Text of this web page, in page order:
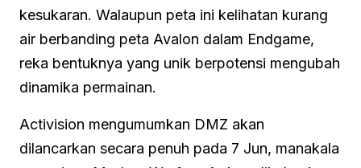
kesukaran. Walaupun peta ini kelihatan kurang
air berbanding peta Avalon dalam Endgame,
reka bentuknya yang unik berpotensi mengubah
dinamika permainan.
Activision mengumumkan DMZ akan
dilancarkan secara penuh pada 7 Jun, manakala